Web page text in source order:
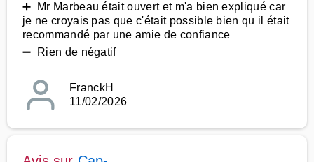
➕ Mr Marbeau était ouvert et m'a bien expliqué car
je ne croyais pas que c'était possible bien qu il était
recommandé par une amie de confiance
➖ Rien de négatif
FranckH
11/02/2026